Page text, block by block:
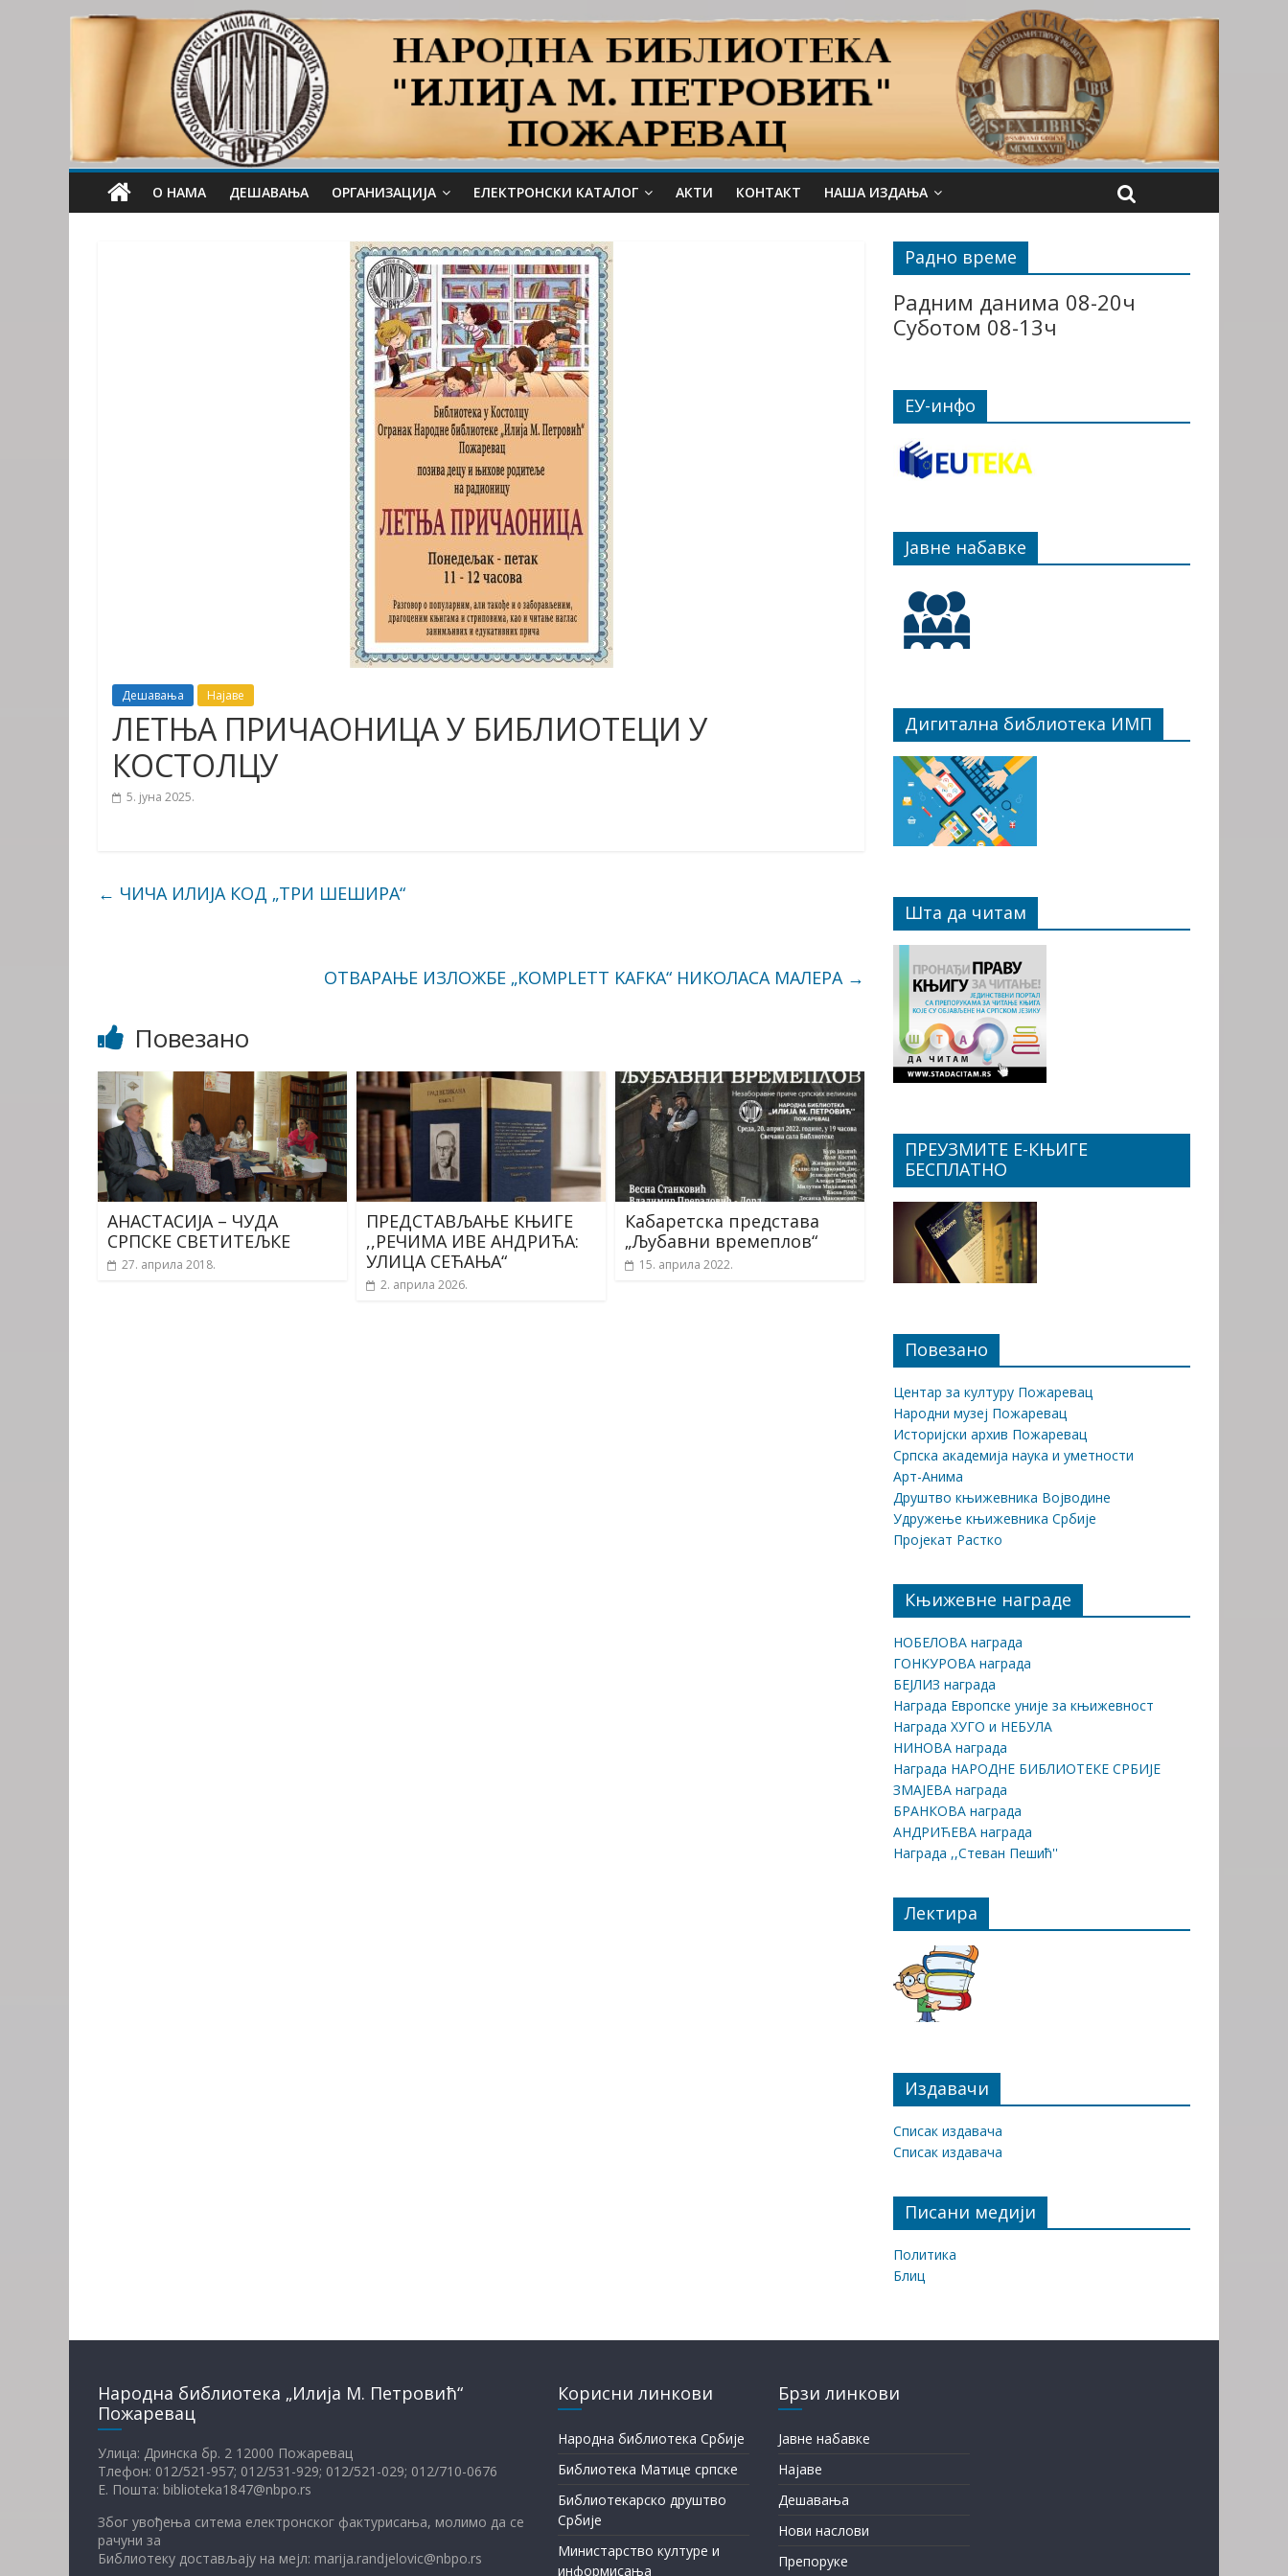
О НАМА ДЕШАВАЊА ОРГАНИЗАЦИЈА ЕЛЕКТРОНСКИ КАТАЛОГ АКТИ КОНТАКТ НАША ИЗДАЊА
Дешавања Најаве
ЛЕТЊА ПРИЧАОНИЦА У БИБЛИОТЕЦИ У
КОСТОЛЦУ
5. јуна 2025.
← ЧИЧА ИЛИЈА КОД „ТРИ ШЕШИРА“
ОТВАРАЊЕ ИЗЛОЖБЕ „KOMPLETT KAFKA“ НИКОЛАСА МАЛЕРА →
Повезано
АНАСТАСИЈА – ЧУДА
СРПСКЕ СВЕТИТЕЉКЕ
27. априла 2018.
ПРЕДСТАВЉАЊЕ КЊИГЕ
,,РЕЧИМА ИВЕ АНДРИЋА:
УЛИЦА СЕЋАЊА“
2. априла 2026.
Кабаретска представа
„Љубавни времеплов“
15. априла 2022.
Радно време
Радним данима 08-20ч
Суботом 08-13ч
ЕУ-инфо
Јавне набавке
Дигитална библиотека ИМП
Шта да читам
ПРЕУЗМИТЕ Е-КЊИГЕ
БЕСПЛАТНО
Повезано
Центар за културу Пожаревац
Народни музеј Пожаревац
Историјски архив Пожаревац
Српска академија наука и уметности
Арт-Анима
Друштво књижевника Војводине
Удружење књижевника Србије
Пројекат Растко
Књижевне награде
НОБЕЛОВА награда
ГОНКУРОВА награда
БЕЈЛИЗ награда
Награда Европске уније за књижевност
Награда ХУГО и НЕБУЛА
НИНОВА награда
Награда НАРОДНЕ БИБЛИОТЕКЕ СРБИЈЕ
ЗМАЈЕВА награда
БРАНКОВА награда
АНДРИЋЕВА награда
Награда ,,Стеван Пешић''
Лектира
Издавачи
Списак издавача
Списак издавача
Писани медији
Политика
Блиц
Народна библиотека „Илија М. Петровић“
Пожаревац
Улица: Дринска бр. 2 12000 Пожаревац
Тлефон: 012/521-957; 012/531-929; 012/521-029; 012/710-0676
Е. Пошта: biblioteka1847@nbpo.rs
Због увођења ситема електронског фактурисања, молимо да се
рачуни за
Библиотеку достављају на мејл: marija.randjelovic@nbpo.rs
Корисни линкови
Народна библиотека Србије
Библиотека Матице српске
Библиотекарско друштво
Србије
Министарство културе и
информисања
Брзи линкови
Јавне набавке
Најаве
Дешавања
Нови наслови
Препоруке